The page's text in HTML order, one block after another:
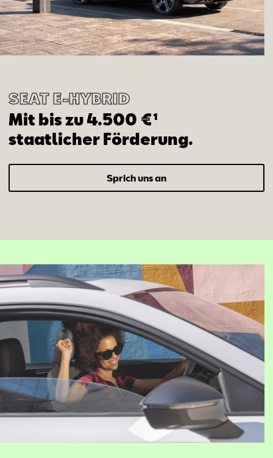
SEAT ­­E-HYBRID
Mit bis zu 4.500 €¹
staatlicher Förderung.
Sprich uns an